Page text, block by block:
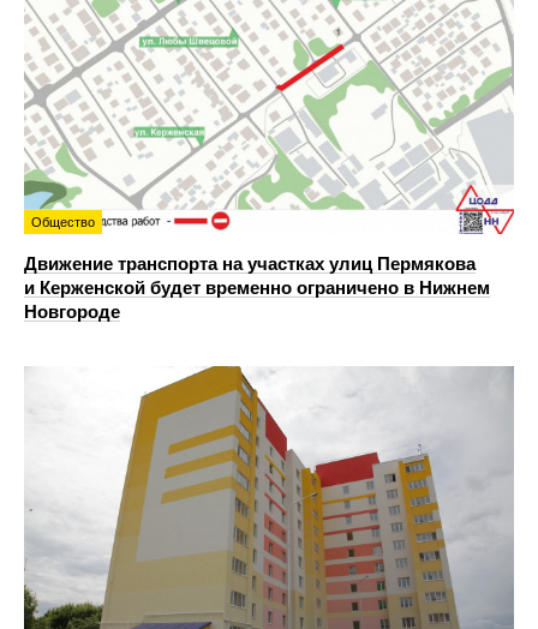
Общество
Движение транспорта на участках улиц Пермякова
и Керженской будет временно ограничено в Нижнем
Новгороде